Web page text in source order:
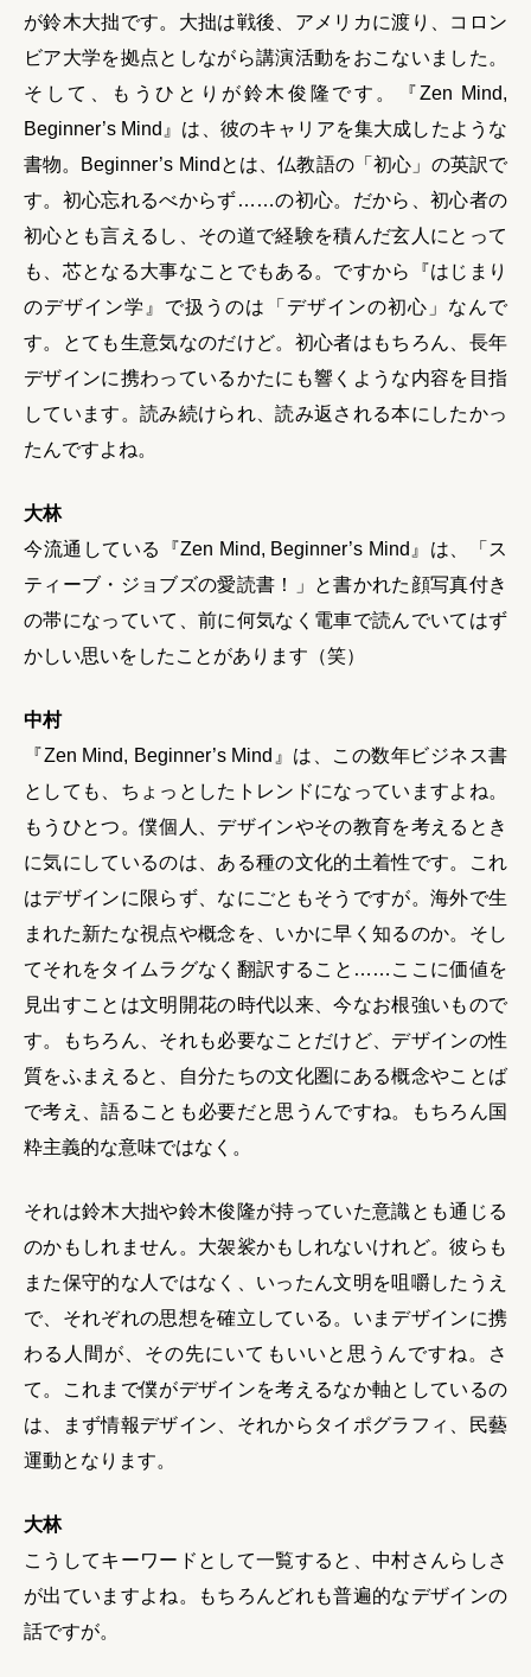
が鈴木大拙です。大拙は戦後、アメリカに渡り、コロン
ビア大学を拠点としながら講演活動をおこないました。
そして、もうひとりが鈴木俊隆です。『Zen Mind,
Beginner’s Mind』は、彼のキャリアを集大成したような
書物。Beginner’s Mindとは、仏教語の「初心」の英訳で
す。初心忘れるべからず……の初心。だから、初心者の
初心とも言えるし、その道で経験を積んだ玄人にとって
も、芯となる大事なことでもある。ですから『はじまり
のデザイン学』で扱うのは「デザインの初心」なんで
す。とても生意気なのだけど。初心者はもちろん、長年
デザインに携わっているかたにも響くような内容を目指
しています。読み続けられ、読み返される本にしたかっ
たんですよね。
大林
今流通している『Zen Mind, Beginner’s Mind』は、「ス
ティーブ・ジョブズの愛読書！」と書かれた顔写真付き
の帯になっていて、前に何気なく電車で読んでいてはず
かしい思いをしたことがあります（笑）
中村
『Zen Mind, Beginner’s Mind』は、この数年ビジネス書
としても、ちょっとしたトレンドになっていますよね。
もうひとつ。僕個人、デザインやその教育を考えるとき
に気にしているのは、ある種の文化的土着性です。これ
はデザインに限らず、なにごともそうですが。海外で生
まれた新たな視点や概念を、いかに早く知るのか。そし
てそれをタイムラグなく翻訳すること……ここに価値を
見出すことは文明開花の時代以来、今なお根強いもので
す。もちろん、それも必要なことだけど、デザインの性
質をふまえると、自分たちの文化圏にある概念やことば
で考え、語ることも必要だと思うんですね。もちろん国
粋主義的な意味ではなく。
それは鈴木大拙や鈴木俊隆が持っていた意識とも通じる
のかもしれません。大袈裟かもしれないけれど。彼らも
また保守的な人ではなく、いったん文明を咀嚼したうえ
で、それぞれの思想を確立している。いまデザインに携
わる人間が、その先にいてもいいと思うんですね。さ
て。これまで僕がデザインを考えるなか軸としているの
は、まず情報デザイン、それからタイポグラフィ、民藝
運動となります。
大林
こうしてキーワードとして一覧すると、中村さんらしさ
が出ていますよね。もちろんどれも普遍的なデザインの
話ですが。